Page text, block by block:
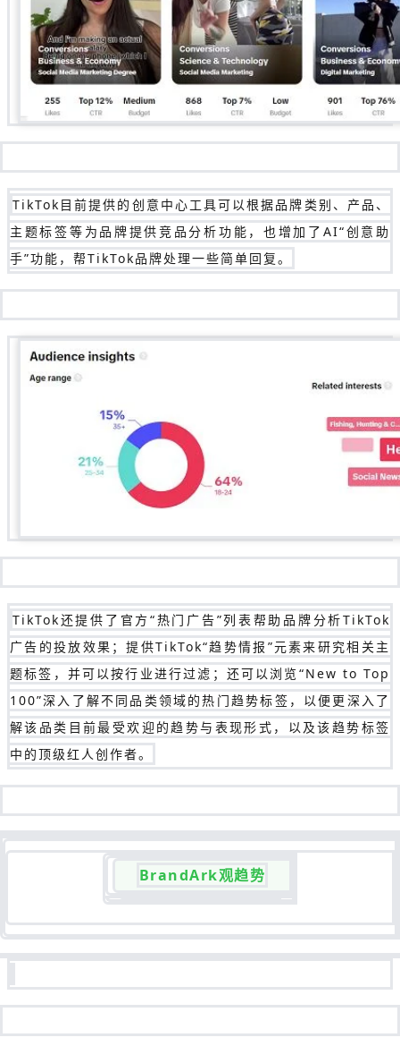
TikTok目前提供的创意中心工具可以根据品牌类别、产品、
主题标签等为品牌提供竞品分析功能，也增加了AI“创意助
手”功能，帮TikTok品牌处理一些简单回复。
TikTok还提供了官方“热门广告”列表帮助品牌分析TikTok
广告的投放效果；提供TikTok“趋势情报”元素来研究相关主
题标签，并可以按行业进行过滤；还可以浏览“New to Top
100”深入了解不同品类领域的热门趋势标签，以便更深入了
解该品类目前最受欢迎的趋势与表现形式，以及该趋势标签
中的顶级红人创作者。
BrandArk观趋势